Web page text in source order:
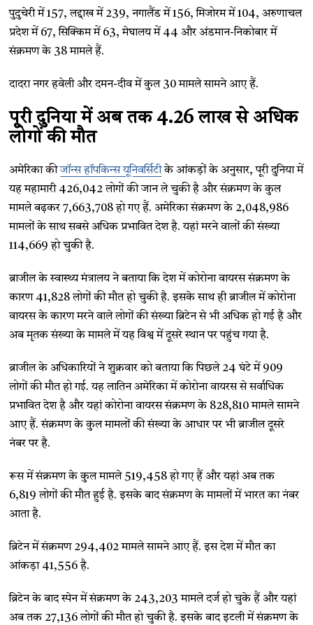
पुदुचेरी में 157, लद्दाख में 239, नगालैंड में 156, मिजोरम में 104, अरुणाचल
प्रदेश में 67, सिक्किम में 63, मेघालय में 44 और अंडमान-निकोबार में
संक्रमण के 38 मामले हैं.
दादरा नगर हवेली और दमन-दीव में कुल 30 मामले सामने आए हैं.
पूरी दुनिया में अब तक 4.26 लाख से अधिक
लोगों की मौत
अमेरिका कीजॉन्स हॉपकिन्स यूनिवर्सिटीके आंकड़ों के अनुसार, पूरी दुनिया में
यह महामारी 426,042 लोगों की जान ले चुकी है और संक्रमण के कुल
मामले बढ़कर 7,663,708 हो गए हैं. अमेरिका संक्रमण के 2,048,986
मामलों के साथ सबसे अधिक प्रभावित देश है. यहां मरने वालों की संख्या
114,669 हो चुकी है.
ब्राजील के स्वास्थ्य मंत्रालय ने बताया कि देश में कोरोना वायरस संक्रमण के
कारण 41,828 लोगों की मौत हो चुकी है. इसके साथ ही ब्राजील में कोरोना
वायरस के कारण मरने वाले लोगों की संख्या ब्रिटेन से भी अधिक हो गई है और
अब मृतक संख्या के मामले में यह विश्व में दूसरे स्थान पर पहुंच गया है.
ब्राजील के अधिकारियों ने शुक्रवार को बताया कि पिछले 24 घंटे में 909
लोगों की मौत हो गई. यह लातिन अमेरिका में कोरोना वायरस से सर्वाधिक
प्रभावित देश है और यहां कोरोना वायरस संक्रमण के 828,810 मामले सामने
आए हैं. संक्रमण के कुल मामलों की संख्या के आधार पर भी ब्राजील दूसरे
नंबर पर है.
रूस में संक्रमण के कुल मामले 519,458 हो गए हैं और यहां अब तक
6,819 लोगों की मौत हुई है. इसके बाद संक्रमण के मामलों में भारत का नंबर
आता है.
ब्रिटेन में संक्रमण 294,402 मामले सामने आए हैं. इस देश में मौत का
आंकड़ा 41,556 है.
ब्रिटेन के बाद स्पेन में संक्रमण के 243,203 मामले दर्ज हो चुके हैं और यहां
अब तक 27,136 लोगों की मौत हो चुकी है. इसके बाद इटली में संक्रमण के